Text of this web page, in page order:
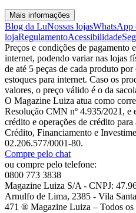
Mais informações
Blog da LuNossas lojasWhatsApp
lojaRegulamentoAcessibilidade
Preços e condições de pagamento
internet, podendo variar nas lojas
de até 5 peças de cada produto
estoques para internet. Caso os
valores, o preço válido é o da
O Magazine Luiza atua como
Resolução CMN nº 4.935/2021, e
crédito e operações de crédito
Crédito, Financiamento e
02.206.577/0001-80.
Compre pelo chat
ou compre pelo telefone:
0800 773 3838
Magazine Luiza S/A - CNPJ:
Arnulfo de Lima, 2385 - Vila
471 ® Magazine Luiza – Todos os